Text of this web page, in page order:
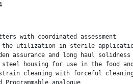
with coordinated assessment
utilization in sterile
assurance and long haul solidness
housing for use in the food and
cleaning with forceful
analogue